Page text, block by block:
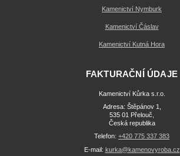
Kamenictví Nymburk
Kamenictví Čáslav
Kamenictví Kutná Hora
FAKTURAČNÍ ÚDAJE
Kamenictví Kůrka s.r.o.
Adresa: Štěpánov 1,
535 01 Přelouč,
Česká republika
Telefon: +420 775 337 383
E-mail: kurka@kamenovyroba.cz